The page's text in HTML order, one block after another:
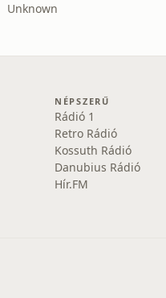
Unknown
NÉPSZERŰ
Rádió 1
Retro Rádió
Kossuth Rádió
Danubius Rádió
Hír.FM